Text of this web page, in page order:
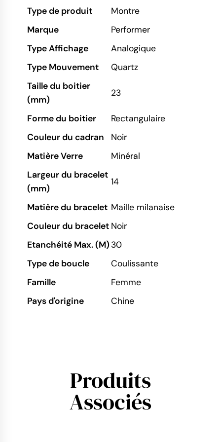
Type de produit
Montre
Marque
Performer
Type Affichage
Analogique
Type Mouvement
Quartz
Taille du boitier
(mm)
23
Forme du boitier
Rectangulaire
Couleur du cadran
Noir
Matière Verre
Minéral
Largeur du bracelet
(mm)
14
Matière du bracelet Maille milanaise
Couleur du bracelet Noir
Etanchéité Max. (M)30
Type de boucle
Coulissante
Famille
Femme
Pays d'origine
Chine
Produits
Associés